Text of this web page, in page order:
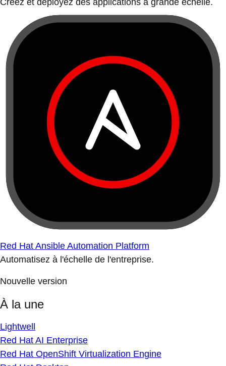
Créez et déployez des applications à grande échelle.
Red Hat Ansible Automation Platform
Automatisez à l'échelle de l'entreprise.
Nouvelle version
À la une
Lightwell
Red Hat AI Enterprise
Red Hat OpenShift Virtualization Engine